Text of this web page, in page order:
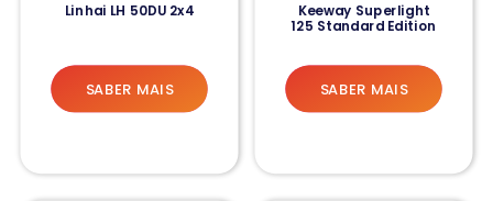
Linhai LH 50DU 2x4
SABER MAIS
Keeway Superlight
125 Standard Edition
SABER MAIS